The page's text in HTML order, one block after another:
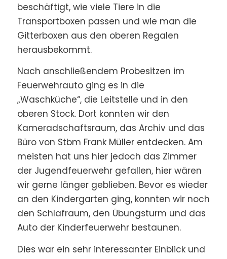
beschäftigt, wie viele Tiere in die
Transportboxen passen und wie man die
Gitterboxen aus den oberen Regalen
herausbekommt.
Nach anschließendem Probesitzen im
Feuerwehrauto ging es in die
„Waschküche“, die Leitstelle und in den
oberen Stock. Dort konnten wir den
Kameradschaftsraum, das Archiv und das
Büro von Stbm Frank Müller entdecken. Am
meisten hat uns hier jedoch das Zimmer
der Jugendfeuerwehr gefallen, hier wären
wir gerne länger geblieben. Bevor es wieder
an den Kindergarten ging, konnten wir noch
den Schlafraum, den Übungsturm und das
Auto der Kinderfeuerwehr bestaunen.
Dies war ein sehr interessanter Einblick und